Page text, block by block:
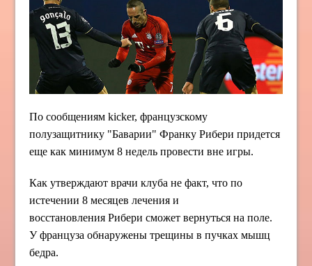
По сообщениям kicker, французскому
полузащитнику "Баварии" Франку Рибери придется
еще как минимум 8 недель провести вне игры.
Как утверждают врачи клуба не факт, что по
истечении 8 месяцев лечения и
восстановления Рибери сможет вернуться на поле.
У француза обнаружены трещины в пучках мышц
бедра.